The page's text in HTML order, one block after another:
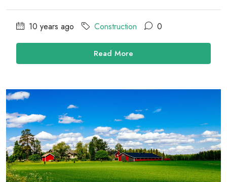
10 years ago Construction 0
Read More